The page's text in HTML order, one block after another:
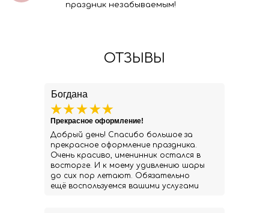
праздник незабываемым!
ОТЗЫВЫ
Богдана
Добрый день! Спасибо большое за
прекрасное оформление праздника.
Очень красиво, именинник остался в
восторге. И к моему удивлению шары
до сих пор летают. Обязательно
ещё воспользуемся вашими услугами
Прекрасное оформление!